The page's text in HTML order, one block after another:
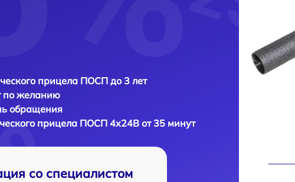
прицела ПОСП до 3 лет
по желанию
обращения
прицела ПОСП 4x24B от 35 минут
со специалистом